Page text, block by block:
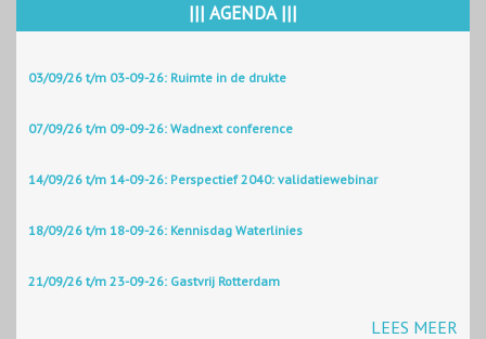
||| AGENDA |||
03/09/26 t/m 03-09-26: Ruimte in de drukte
07/09/26 t/m 09-09-26: Wadnext conference
14/09/26 t/m 14-09-26: Perspectief 2040: validatiewebinar
18/09/26 t/m 18-09-26: Kennisdag Waterlinies
21/09/26 t/m 23-09-26: Gastvrij Rotterdam
LEES MEER